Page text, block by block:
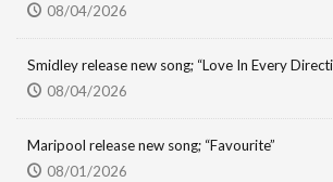
08/04/2026
Smidley release new song; “Love In Every
08/04/2026
Maripool release new song; “Favourite”
08/01/2026